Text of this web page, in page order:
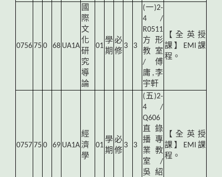
0756 750 68 UA1A
國
際
文
化
研
究
導
論
01
學
期
必
修
3 3
(一)2-
4 /
R0511
方形
教室
/ 傅
庸,李
宇軒
【全英授
課】EMI課
程。
0757 750 69 UA1A
經
濟
學
01
學
期
必
修
3 3
(五)2-
4 /
Q606
直錄
播專
業教
室 /
吳紹
【全英授
課】EMI課
程。